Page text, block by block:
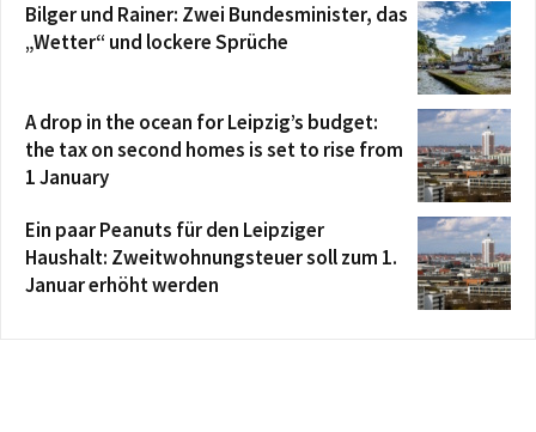
Bilger und Rainer: Zwei Bundesminister, das
„Wetter“ und lockere Sprüche
A drop in the ocean for Leipzig’s budget:
the tax on second homes is set to rise from
1 January
Ein paar Peanuts für den Leipziger
Haushalt: Zweitwohnungsteuer soll zum 1.
Januar erhöht werden